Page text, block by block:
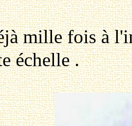
mille fois à
échelle .